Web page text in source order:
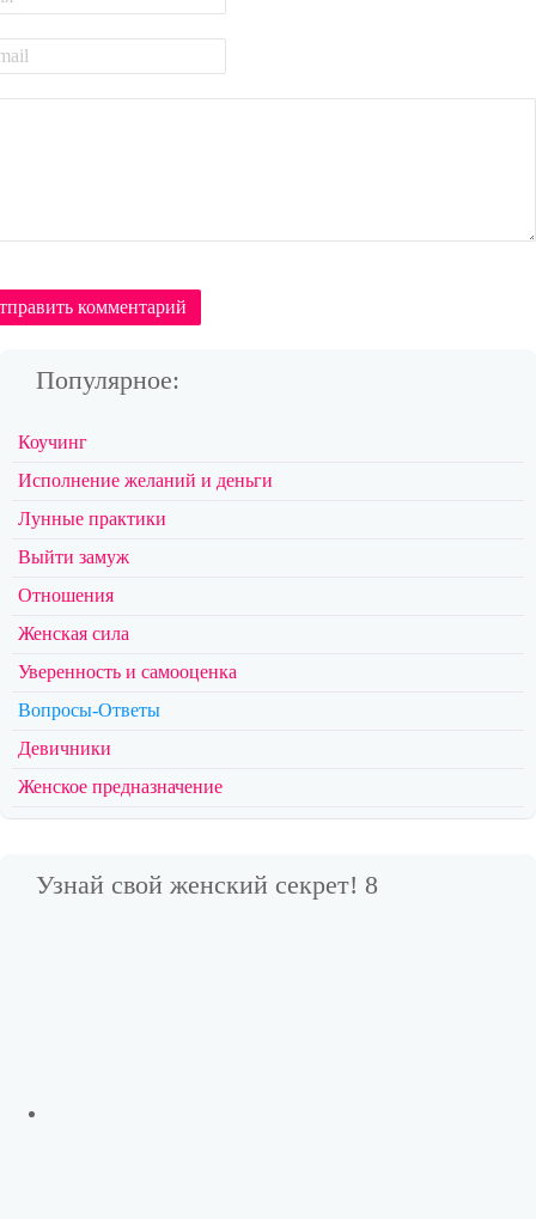
комментарий
Популярное:
Коучинг
Исполнение желаний и деньги
Лунные практики
Выйти замуж
Отношения
Женская сила
Уверенность и самооценка
Вопросы-Ответы
Девичники
Женское предназначение
Узнай свой женский секрет! 8